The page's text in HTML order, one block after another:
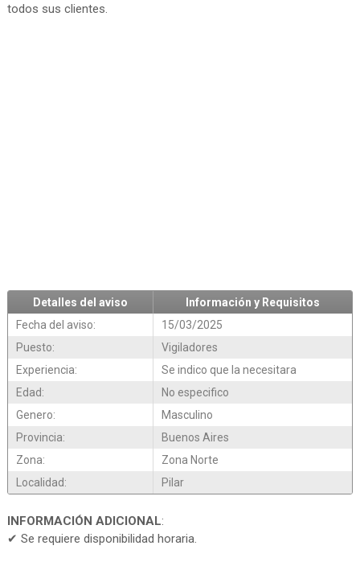
todos sus clientes.
Detalles del aviso
Información y Requisitos
Fecha del aviso:
15/03/2025
Puesto:
Vigiladores
Experiencia:
Se indico que la necesitara
Edad:
No especifico
Genero:
Masculino
Provincia:
Buenos Aires
Zona:
Zona Norte
Localidad:
Pilar
INFORMACIÓN ADICIONAL:
✔ Se requiere disponibilidad horaria.